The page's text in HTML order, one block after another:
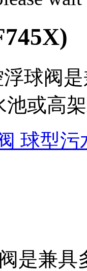
球阀
池或高
球型
是兼